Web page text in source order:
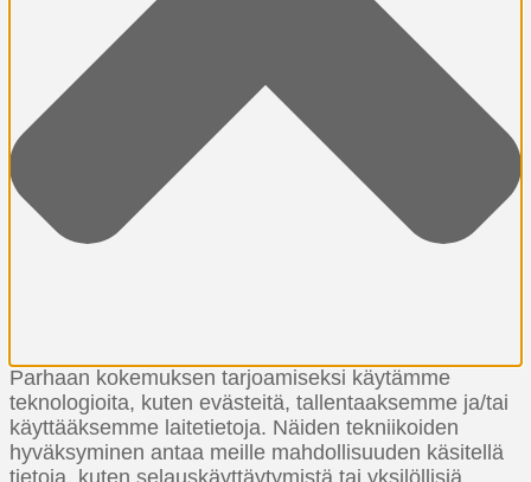
Parhaan kokemuksen tarjoamiseksi käytämme
teknologioita, kuten evästeitä, tallentaaksemme ja/tai
käyttääksemme laitetietoja. Näiden tekniikoiden
hyväksyminen antaa meille mahdollisuuden käsitellä